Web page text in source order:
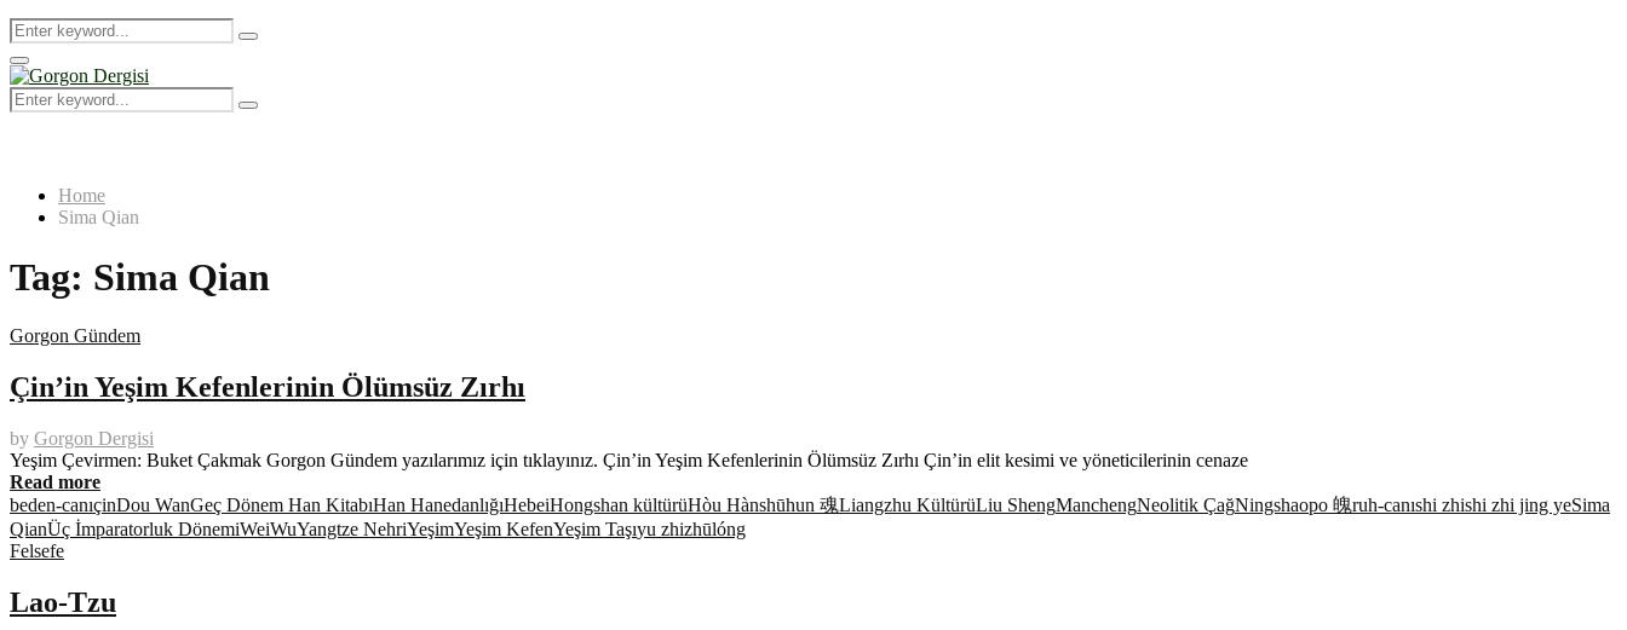
Search
for:
Search
Primary
Menu
Search
for:
Search
Home
Sima Qian
Tag: Sima Qian
Gorgon Gündem
Çin’in Yeşim Kefenlerinin Ölümsüz Zırhı
by Gorgon Dergisi
Yeşim Çevirmen: Buket Çakmak Gorgon Gündem yazılarımız için tıklayınız. Çin’in Yeşim Kefenlerinin Ölümsüz Zırhı Çin’in elit kesimi ve yöneticilerinin cenaze
Read more
beden-canıçinDou WanGeç Dönem Han KitabıHan HanedanlığıHebeiHongshan kültürüHòu Hànshūhun 魂Liangzhu KültürüLiu ShengManchengNeolitik ÇağNingshaopo 魄ruh-canıshi zhishi zhi jing yeSima
QianÜç İmparatorluk DönemiWeiWuYangtze NehriYeşimYeşim KefenYeşim Taşıyu zhizhūlóng
Felsefe
Lao-Tzu